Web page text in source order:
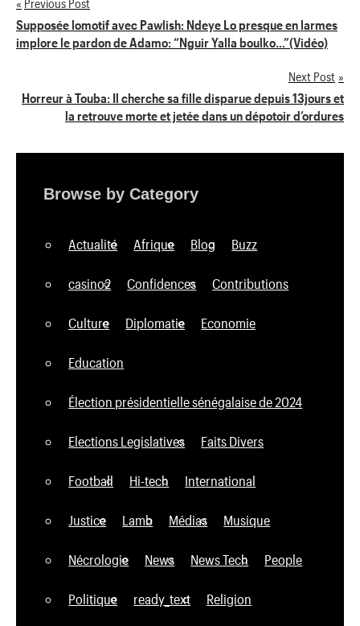
Navigation
de
Supposée lomotif avec Pawlish: Ndeye Lo presque en larmes
implore le pardon de Adamo: “Nguir Yalla boulko…”(Vidéo)
Next Post
Horreur à Touba: Il cherche sa fille disparue depuis 13jours et
la retrouve morte et jetée dans un dépotoir d’ordures
Browse by Category
Actualité Afrique Blog Buzz
casino2 Confidences Contributions
Culture Diplomatie Economie
Education
Élection présidentielle sénégalaise de 2024
Elections Legislatives Faits Divers
Football Hi-tech International
Justice Lamb Médias Musique
Nécrologie News News Tech People
Politique ready_text Religion